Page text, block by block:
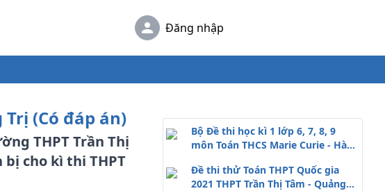
Đăng nhập
(Có đáp án)
THPT Trần Thị
cho kì thi THPT
Bộ Đề thi học kì 1 lớp 6, 7, 8, 9
môn Toán THCS Marie Curie - Hà
Đề thi thử Toán THPT Quốc gia
2021 THPT Trần Thị Tâm - Quảng